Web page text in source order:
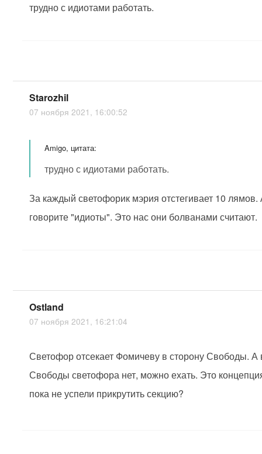
трудно с идиотами работать.
Starozhil
07 ноября 2021, 16:00:52
Amigo, цитата:
трудно с идиотами работать.
За каждый светофорик мэрия отстегивает 10
говорите "идиоты". Это нас они болванами считают.
Ostland
07 ноября 2021, 16:21:04
Светофор отсекает Фомичеву в сторону Свободы. А
Свободы светофора нет, можно ехать. Это
пока не успели прикрутить секцию?